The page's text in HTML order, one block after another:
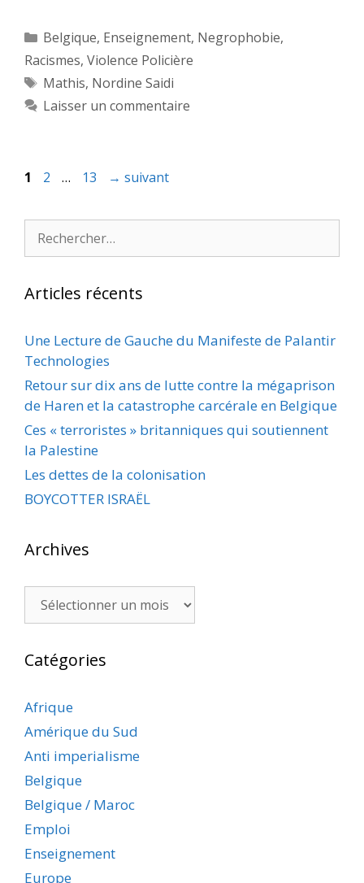
Catégories
Belgique, Enseignement, Negrophobie,
Racismes, Violence Policière
Étiquettes
Mathis, Nordine Saidi
Laisser un commentaire
Page
1 Page
2 … Page
13 → suivant
Articles récents
Une Lecture de Gauche du Manifeste de Palantir
Technologies
Retour sur dix ans de lutte contre la mégaprison
de Haren et la catastrophe carcérale en Belgique
Ces « terroristes » britanniques qui soutiennent
la Palestine
Les dettes de la colonisation
BOYCOTTER ISRAËL
Archives
Catégories
Afrique
Amérique du Sud
Anti imperialisme
Belgique
Belgique / Maroc
Emploi
Enseignement
Europe